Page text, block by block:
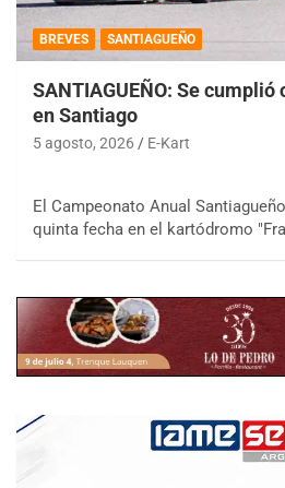
BREVES SANTIAGUEÑO
SANTIAGUEÑO: Se
en Santiago
5 agosto, 2026 E-Kart
El Campeonato Anual
quinta fecha en el kartódromo